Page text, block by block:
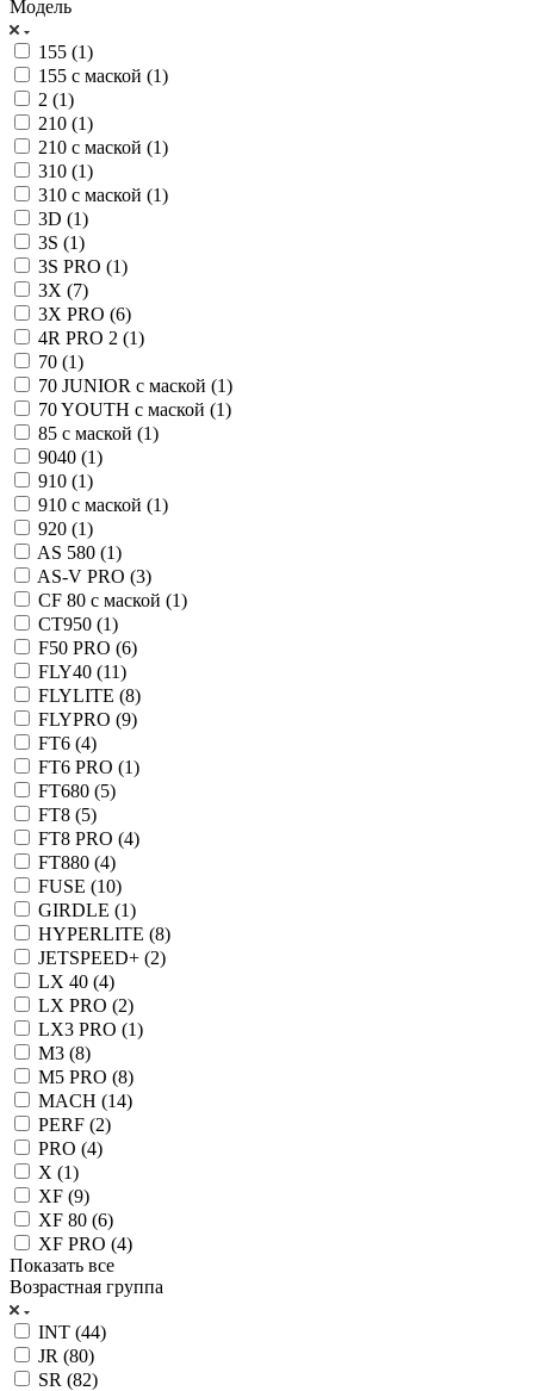
Модель
155 (1)
155 с маской (1)
2 (1)
210 (1)
210 с маской (1)
310 (1)
310 с маской (1)
3D (1)
3S (1)
3S PRO (1)
3X (7)
3X PRO (6)
4R PRO 2 (1)
70 (1)
70 JUNIOR с маской (1)
70 YOUTH с маской (1)
85 с маской (1)
9040 (1)
910 (1)
910 с маской (1)
920 (1)
AS 580 (1)
AS-V PRO (3)
CF 80 с маской (1)
CT950 (1)
F50 PRO (6)
FLY40 (11)
FLYLITE (8)
FLYPRO (9)
FT6 (4)
FT6 PRO (1)
FT680 (5)
FT8 (5)
FT8 PRO (4)
FT880 (4)
FUSE (10)
GIRDLE (1)
HYPERLITE (8)
JETSPEED+ (2)
LX 40 (4)
LX PRO (2)
LX3 PRO (1)
M3 (8)
M5 PRO (8)
MACH (14)
PERF (2)
PRO (4)
X (1)
XF (9)
XF 80 (6)
XF PRO (4)
Показать все
Возрастная группа
INT (44)
JR (80)
SR (82)